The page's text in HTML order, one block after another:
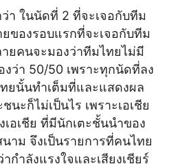
า ในนัดที่ 2 ที่จะเจอกับทีม
ของรอบแรกที่จะเจอกับทีม
ยคนจะมองว่าทีมไทยไม่มี
ว่า 50/50 เพราะทุกนัดที่ลง
ยนั้นทำเต็มที่และแสดงผล
ะก็ไม่เป็นไร เพราะเอเชีย
อเชีย ที่มีนักเตะชั้นนำของ
าม จึงเป็นรายการที่คนไทย
ำลังแรงใจและเสียงเชียร์